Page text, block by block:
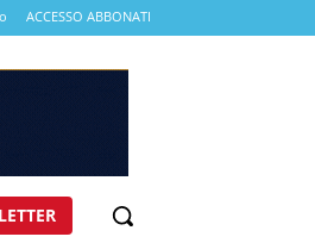
ACCESSO ABBONATI